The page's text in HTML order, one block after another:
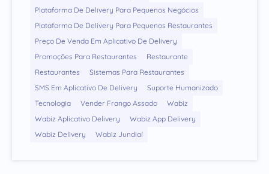
Plataforma De Delivery Para Pequenos Negócios
Plataforma De Delivery Para Pequenos Restaurantes
Preço De Venda Em Aplicativo De Delivery
Promoções Para Restaurantes
Restaurante
Restaurantes
Sistemas Para Restaurantes
SMS Em Aplicativo De Delivery
Suporte Humanizado
Tecnologia
Vender Frango Assado
Wabiz
Wabiz Aplicativo Delivery
Wabiz App Delivery
Wabiz Delivery
Wabiz Jundiaí